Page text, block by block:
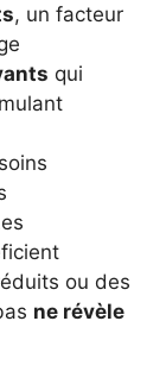
, un facteur
qui
ou des
ne révèle